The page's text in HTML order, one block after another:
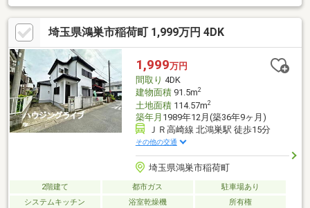
タイプ：３ＬＤＫ・ＬＤＫ約１５．８畳：南東向き・対面式キッ
チン：勝手口有・浴室：１６１６サイズ・収納：全居室収納有、
床下収納（キッチン） 吊戸棚（キッチン、トイレ）、階
段下収納・出窓３カ所有（LD、２階洋室約5.3畳、和室） ～全
居室開口部２面以上有～・都市ガス・カースペース２台駐車可
（縦列駐車） ※駐車可能寸法に制限有
埼玉県鴻巣市稲荷町 1,999万円 4DK
1,999万円
間取り 4DK
建物面積91.5m2
土地面積114.57m2
築年月 1989年12月(築36年9ヶ月)
ＪＲ高崎線 北鴻巣駅 徒歩15分
その他の交通
埼玉県鴻巣市稲荷町
2階建て 都市ガス
駐車場あり
システムキッチン
浴室乾燥機 所有権